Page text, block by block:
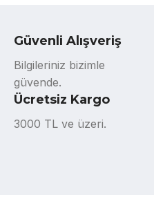
Güvenli Alışveriş
Bilgileriniz bizimle
güvende.
Ücretsiz Kargo
3000 TL ve üzeri.